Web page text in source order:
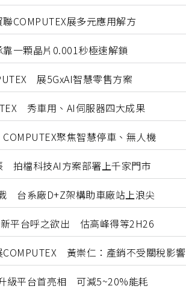
COMPUTEX展多元應用解方
一顆晶片0.001秒極速解鎖
展5GxAI智慧零售方案
秀車用、AI伺服器四大成果
聚焦智慧停車、無人機
拍檔科技AI方案部署上千家門市
台系廠D+Z架構助車廠站上浪尖
新平台呼之欲出 估高峰得等2H26
COMPUTEX 黃崇仁：產銷不受關稅影響
級平台首亮相 可減5~20%能耗